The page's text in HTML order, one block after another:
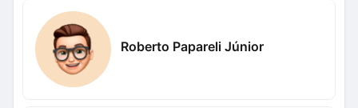
Roberto Papareli Júnior